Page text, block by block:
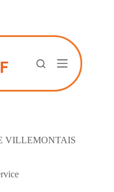
VILLEMONTAIS